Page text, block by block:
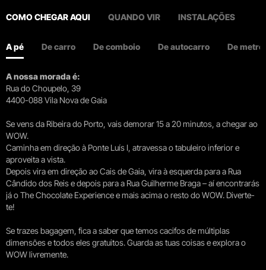
COMO CHEGAR AQUI QUANDO VIR INSTALAÇÕES
A pé De carro De comboio De autocarro De metro
A nossa morada é:
Rua do Choupelo, 39
4400-088 Vila Nova de Gaia
Se vens da Ribeira do Porto, vais demorar 15 a 20 minutos, a chegar ao
WOW.
Caminha em direção à Ponte Luís I, atravessa o tabuleiro inferior e
aproveita a vista.
Depois vira em direção ao Cais de Gaia, vira à esquerda para a Rua
Cândido dos Reis e depois para a Rua Guilherme Braga – aí encontrarás
já o The Chocolate Experience e mais acima o resto do WOW. Diverte-
te!
Se trazes bagagem, fica a saber que temos cacifos de múltiplas
dimensões e todos eles gratuitos. Guarda as tuas coisas e explora o
WOW livremente.